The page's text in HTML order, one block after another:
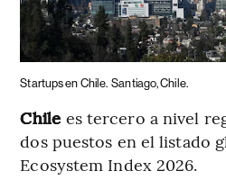
Startups en Chile. Santiago, Chile.
Chile es tercero a nivel
dos puestos en el listado
Ecosystem Index 2026.